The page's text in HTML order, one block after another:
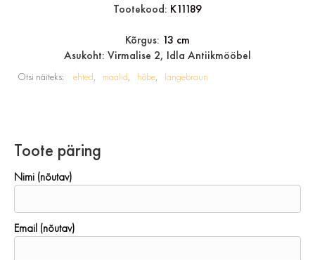
Tootekood: K11189
Kõrgus: 13 cm
Asukoht: Virmalise 2, Idla Antiikmööbel
Otsi näiteks: ehted maalid hõbe langebraun
Toote päring
Nimi (nõutav)
Email (nõutav)